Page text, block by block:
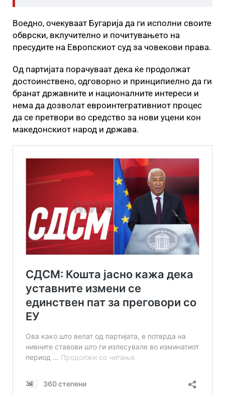
Воедно, очекуваат Бугарија да ги исполни своите
обврски, вклучително и почитувањето на
пресудите на Европскиот суд за човекови права.
Од партијата порачуваат дека ќе продолжат
достоинствено, одговорно и принципиелно да ги
бранат државните и националните интереси и
нема да дозволат евроинтегративниот процес
да се претвори во средство за нови уцени кон
македонскиот народ и држава.